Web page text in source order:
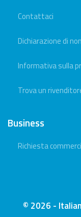
Contattaci
Dichiarazione di
Informativa sulla
Trova un
Business
Richiesta
© 2026 -